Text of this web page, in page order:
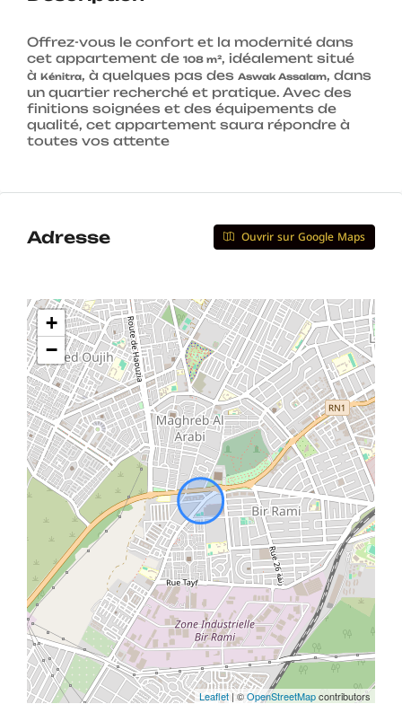
Offrez-vous le confort et la modernité dans
cet appartement de 108 m², idéalement situé
à Kénitra, à quelques pas des Aswak Assalam, dans
un quartier recherché et pratique. Avec des
finitions soignées et des équipements de
qualité, cet appartement saura répondre à
toutes vos attente
Adresse Ouvrir sur Google Maps
+
−
Leaflet | ©OpenStreetMapcontributors